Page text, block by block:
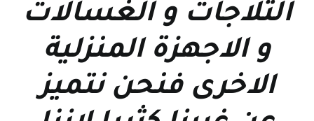
الثلاجات و الغسالات
و الاجهزة المنزلية
الاخرى فنحن نتميز